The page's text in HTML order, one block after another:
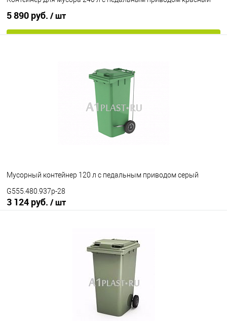
5 890 руб. / шт
Мусорный контейнер 120 л с педальным приводом серый
G555.480.937p-28
3 124 руб. / шт
Под заказ
без педального привода